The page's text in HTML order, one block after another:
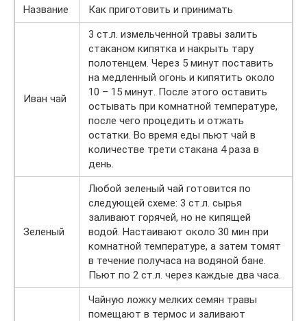
Название Как приготовить и принимать
Иван чай
3 ст.л. измельченной травы залить
стаканом кипятка и накрыть тару
полотенцем. Через 5 минут поставить
на медленный огонь и кипятить около
10 – 15 минут. После этого оставить
остывать при комнатной температуре,
после чего процедить и отжать
остатки. Во время еды пьют чай в
количестве трети стакана 4 раза в
день.
Зеленый
Любой зеленый чай готовится по
следующей схеме: 3 ст.л. сырья
заливают горячей, но не кипящей
водой. Настаивают около 30 мин при
комнатной температуре, а затем томят
в течение получаса на водяной бане.
Пьют по 2 ст.л. через каждые два часа.
Чайную ложку мелких семян травы
помещают в термос и заливают